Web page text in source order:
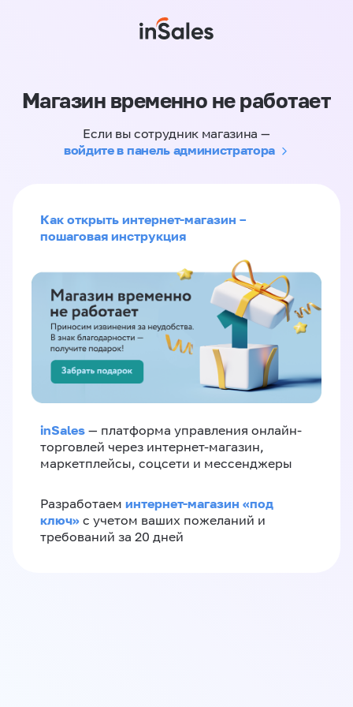
Магазин временно не работает
Если вы сотрудник магазина —
войдите в панель администратора
Как открыть интернет-магазин –
пошаговая инструкция
inSales — платформа управления онлайн-
торговлей через интернет-магазин,
маркетплейсы, соцсети и мессенджеры
Разработаем интернет-магазин «‎под
ключ»‎ с учетом ваших пожеланий и
требований за 20 дней